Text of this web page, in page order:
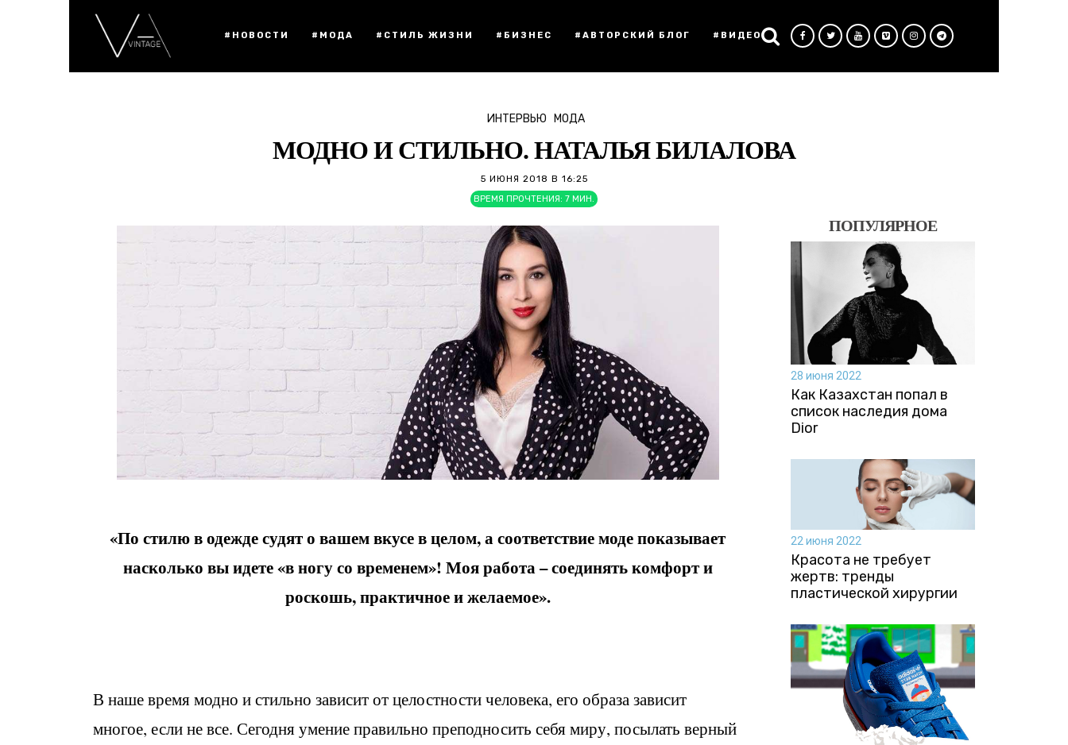
#НОВОСТИ #МОДА #СТИЛЬ ЖИЗНИ #БИЗНЕС #АВТОРСКИЙ БЛОГ #ВИДЕО
ИНТЕРВЬЮ МОДА
МОДНО И СТИЛЬНО. НАТАЛЬЯ БИЛАЛОВА
5 ИЮНЯ 2018 В 16:25
ВРЕМЯ ПРОЧТЕНИЯ: 7 МИН.
«По стилю в одежде судят о вашем вкусе в целом, а соответствие моде показывает
насколько вы идете «в ногу со временем»! Моя работа – соединять комфорт и
роскошь, практичное и желаемое».
В наше время модно и стильно зависит от целостности человека, его образа зависит
многое, если не все. Сегодня умение правильно преподносить себя миру, посылать верный
ПОПУЛЯРНОЕ
28 июня 2022
Как Казахстан попал в
список наследия дома
Dior
22 июня 2022
Красота не требует
жертв: тренды
пластической хирургии